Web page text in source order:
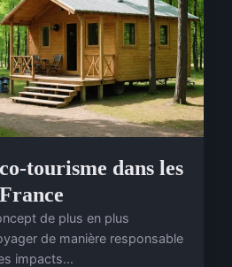
tourisme dans les
de plus en plus
de manière responsable
impacts...